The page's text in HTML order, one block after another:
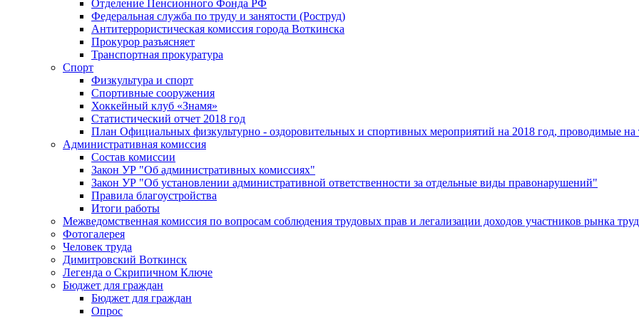
Отделение Пенсионного Фонда РФ
Федеральная служба по труду и занятости (Роструд)
Антитеррористическая комиссия города Воткинска
Прокурор разъясняет
Транспортная прокуратура
Спорт
Физкультура и спорт
Спортивные сооружения
Хоккейный клуб «Знамя»
Статистический отчет 2018 год
План Официальных физкультурно - оздоровительных и спортивных мероприятий на 2018 год, проводимые
Административная комиссия
Состав комиссии
Закон УР "Об административных комиссиях"
Закон УР "Об установлении административной ответственности за отдельные виды правонарушений"
Правила благоустройства
Итоги работы
Межведомственная комиссия по вопросам соблюдения трудовых прав и легализации доходов участников рынка
Фотогалерея
Человек труда
Димитровский Воткинск
Легенда о Скрипичном Ключе
Бюджет для граждан
Бюджет для граждан
Опрос